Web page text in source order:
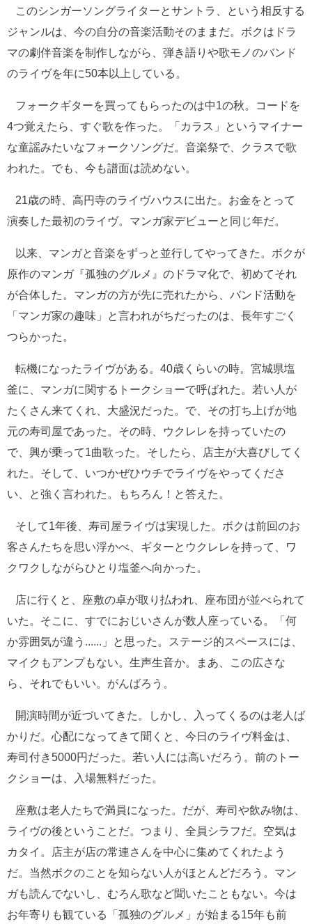
このシンガーソングライターとサントラ、という相反する
ジャンルは、今の自分の音楽活動そのままだ。ボクはドラ
マの劇伴音楽を制作しながら、弾き語りや歌モノのバンド
のライヴを年に50本以上している。
フォークギターを買ってもらったのは中1の秋。コードを
4つ覚えたら、すぐ歌を作った。「カラス」というマイナー
な童謡みたいなフォークソングだ。音楽祭で、クラスで歌
われた。でも、今も譜面は読めない。
21歳の時、高円寺のライヴハウスに出た。お金をとって
演奏した最初のライヴ。マンガ家デビューと同じ年だ。
以来、マンガと音楽をずっと並行してやってきた。ボクが
原作のマンガ『孤独のグルメ』のドラマ化で、初めてそれ
が合体した。マンガの方が先に売れたから、バンド活動を
「マンガ家の趣味」と言われがちだったのは、長年すごく
つらかった。
転機になったライヴがある。40歳くらいの時。宮城県塩
釜に、マンガに関するトークショーで呼ばれた。若い人が
たくさん来てくれ、大盛況だった。で、その打ち上げが地
元の寿司屋であった。その時、ウクレレを持っていたの
で、興が乗って1曲歌った。そしたら、店主が大喜びしてく
れた。そして、いつかぜひウチでライヴをやってくださ
い、と強く言われた。もちろん！と答えた。
そして1年後、寿司屋ライヴは実現した。ボクは前回のお
客さんたちを思い浮かべ、ギターとウクレレを持って、ワ
クワクしながらひとり塩釜へ向かった。
店に行くと、座敷の卓が取り払われ、座布団が並べられて
いた。そこに、すでにおじいさんが数人座っている。「何
か雰囲気が違う......」と思った。ステージ的スペースには、
マイクもアンプもない。生声生音か。まあ、この広さな
ら、それでもいい。がんばろう。
開演時間が近づいてきた。しかし、入ってくるのは老人ば
かりだ。心配になってきて聞くと、今日のライヴ料金は、
寿司付き5000円だった。若い人には高いだろう。前のトー
クショーは、入場無料だった。
座敷は老人たちで満員になった。だが、寿司や飲み物は、
ライヴの後ということだ。つまり、全員シラフだ。空気は
カタイ。店主が店の常連さんを中心に集めてくれたよう
だ。当然ボクのことを知らない人がほとんどだろう。マン
ガも読んでないし、むろん歌など聞いたこともない。今は
お年寄りも観ている「孤独のグルメ」が始まる15年も前